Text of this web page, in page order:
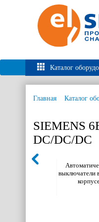
Каталог
Главная Каталог
SIEMENS
DC/DC/DC
выключатели